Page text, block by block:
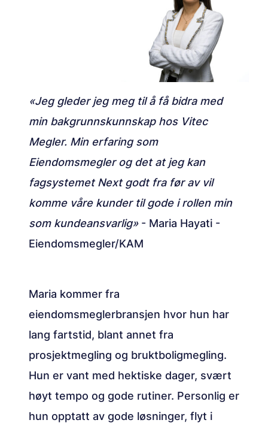
«Jeg gleder jeg meg til å få bidra med
min bakgrunnskunnskap hos Vitec
Megler. Min erfaring som
Eiendomsmegler og det at jeg kan
fagsystemet Next godt fra før av vil
komme våre kunder til gode i rollen min
som kundeansvarlig»- Maria Hayati -
Eiendomsmegler/KAM
Maria kommer fra
eiendomsmeglerbransjen hvor hun har
lang fartstid, blant annet fra
prosjektmegling og bruktboligmegling.
Hun er vant med hektiske dager, svært
høyt tempo og gode rutiner. Personlig er
hun opptatt av gode løsninger, flyt i